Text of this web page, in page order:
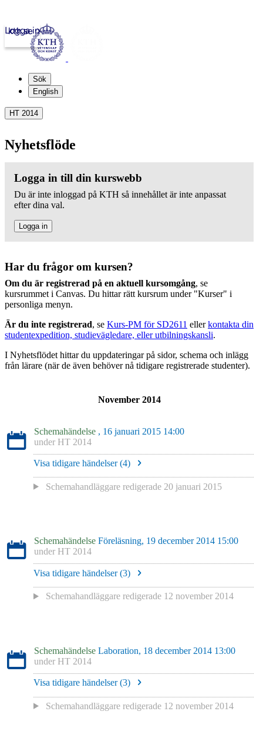
kth.se
Logga in
Sök
English
HT 2014
Nyhetsflöde
Logga in till din kurswebb
Du är inte inloggad på KTH så innehållet är inte anpassat
efter dina val.
Logga in
Har du frågor om kursen?
Om du är registrerad på en aktuell kursomgång, se
kursrummet i Canvas. Du hittar rätt kursrum under "Kurser" i
personliga menyn.
Är du inte registrerad, se Kurs-PM för SD2611 ellerkontakta din
studentexpedition, studievägledare, eller utbilningskansli.
I Nyhetsflödet hittar du uppdateringar på sidor, schema och inlägg
från lärare (när de även behöver nå tidigare registrerade studenter).
November 2014
Schemahändelse , 16 januari 2015 14:00
under HT 2014
Visa tidigare händelser (4)
Schemahandläggare redigerade 20 januari 2015
Schemahändelse Föreläsning, 19 december 2014 15:00
under HT 2014
Visa tidigare händelser (3)
Schemahandläggare redigerade 12 november 2014
Schemahändelse Laboration, 18 december 2014 13:00
under HT 2014
Visa tidigare händelser (3)
Schemahandläggare redigerade 12 november 2014